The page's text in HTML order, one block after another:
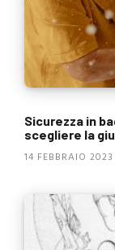
Sicurezza in
scegliere la
14 FEBBRAIO 2023